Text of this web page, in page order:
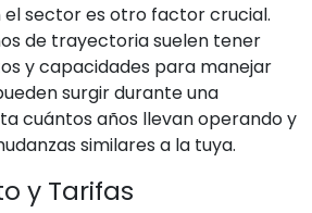
el sector es otro factor crucial.
de trayectoria suelen tener
y capacidades para manejar
surgir durante una
cuántos años llevan operando y
similares a la tuya.
y Tarifas